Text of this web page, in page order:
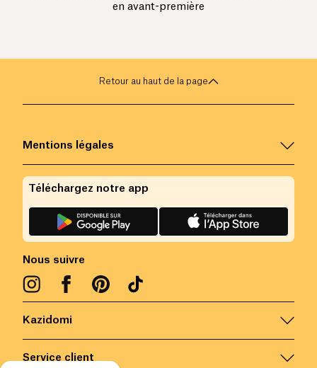
en avant-première
Retour au haut de la page
Kazidomi
Service client
Mentions légales
Nous suivre
Téléchargez notre app